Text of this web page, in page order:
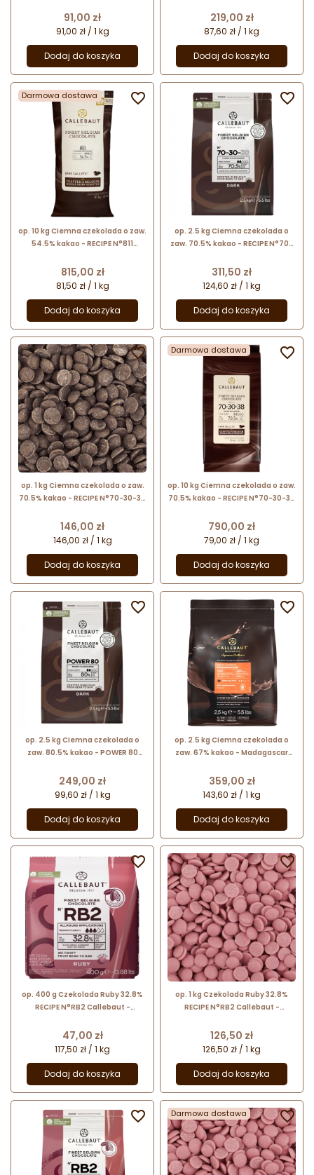
Cena
91,00 zł
91,00 zł / 1 kg
Dodaj do koszyka
Cena
219,00 zł
87,60 zł / 1 kg
Dodaj do koszyka
Darmowa dostawa
op. 10 kg Ciemna czekolada o zaw.
54.5% kakao - RECIPE N°811
Cena
815,00 zł
81,50 zł / 1 kg
Dodaj do koszyka

op. 2.5 kg Ciemna czekolada o
zaw. 70.5% kakao - RECIPE N°70-
38-E4-U71
Cena
311,50 zł
124,60 zł / 1 kg
Dodaj do koszyka

op. 1 kg Ciemna czekolada o zaw.
70.5% kakao - RECIPE N°70-30-38
cukiernicza w kaletkach
Cena
146,00 zł
146,00 zł / 1 kg
Dodaj do koszyka
 Darmowa dostawa
op. 10 kg Ciemna czekolada o zaw.
70.5% kakao - RECIPE N°70-30-38
01B
Cena
790,00 zł
79,00 zł / 1 kg
Dodaj do koszyka

op. 2.5 kg Ciemna czekolada o
zaw. 80.5% kakao - POWER 80
E4-U71
Cena
249,00 zł
99,60 zł / 1 kg
Dodaj do koszyka

op. 2.5 kg Ciemna czekolada o
zaw. 67% kakao - Madagascar
nr. kat. CHD-S1ZEMAD-E4-U70
Cena
359,00 zł
143,60 zł / 1 kg
Dodaj do koszyka

op. 400 g Czekolada Ruby 32.8%
RECIPE N°RB2 Callebaut -
z nutami kwaśnych owoców
Cena
47,00 zł
117,50 zł / 1 kg
Dodaj do koszyka

op. 1 kg Czekolada Ruby 32.8%
RECIPE N°RB2 Callebaut -
z nutami kwaśnych owoców
Cena
126,50 zł
126,50 zł / 1 kg
Dodaj do koszyka

 Darmowa dostawa 